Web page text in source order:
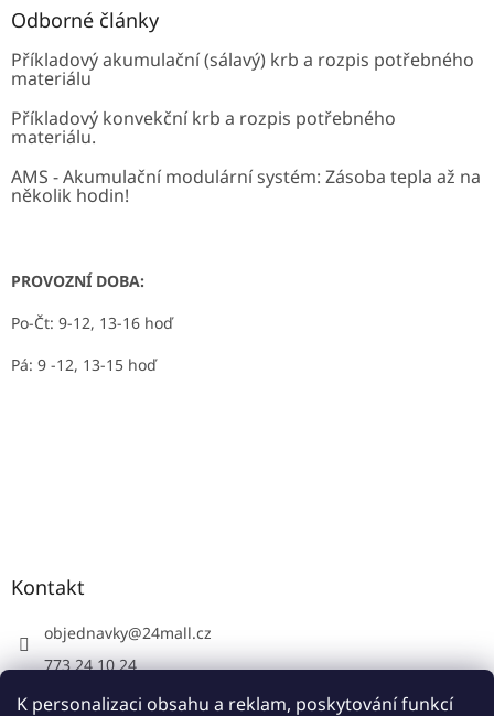
K personalizaci obsahu a reklam, poskytování funkcí
Odborné články
Příkladový akumulační (sálavý) krb a rozpis potřebného
materiálu
Příkladový konvekční krb a rozpis potřebného
materiálu.
AMS - Akumulační modulární systém: Zásoba tepla až na
několik hodin!
PROVOZNÍ DOBA:
Po-Čt: 9-12, 13-16 hoď
Pá: 9 -12, 13-15 hoď
Kontakt
objednavky@24mall.cz
773 24 10 24
https://www.facebook.com/24krby